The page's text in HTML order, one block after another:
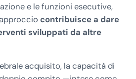
e le funzioni esecutive,
contribuisce a dare
sviluppati da altre
acquisito, la capacità di